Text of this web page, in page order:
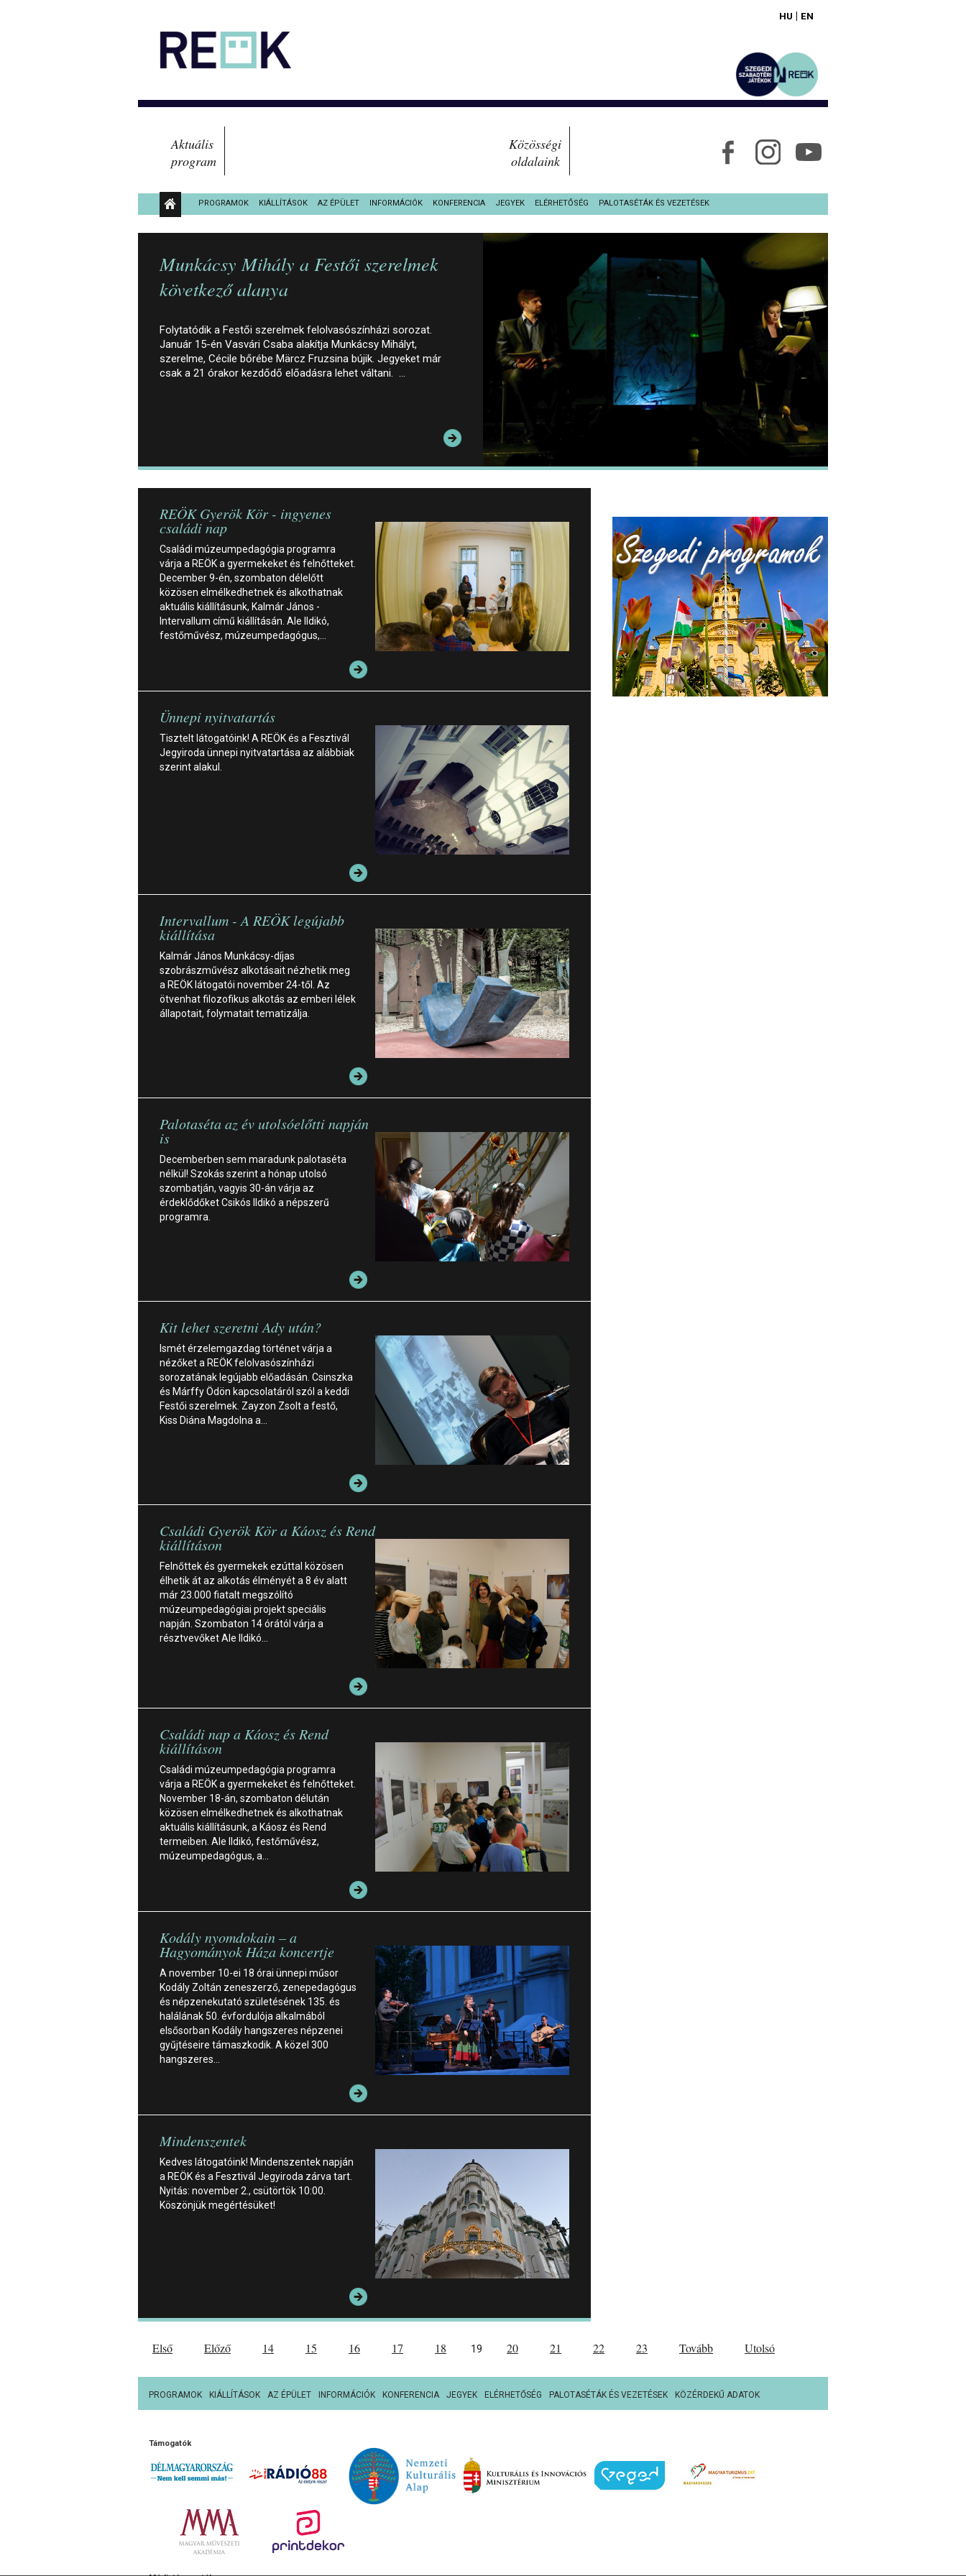
Aktuális
program
Közösségi
oldalaink
HU | EN
PROGRAMOK KIÁLLÍTÁSOK AZ ÉPÜLET INFORMÁCIÓK KONFERENCIA JEGYEK ELÉRHETŐSÉG PALOTASÉTÁK ÉS VEZETÉSEK
KÖZÉRDEKŰ ADATOK
Munkácsy Mihály a Festői szerelmek
következő alanya
Folytatódik a Festői szerelmek felolvasószínházi sorozat.
Január 15-én Vasvári Csaba alakítja Munkácsy Mihályt,
szerelme, Cécile bőrébe Märcz Fruzsina bújik. Jegyeket már
csak a 21 órakor kezdődő előadásra lehet váltani. …
REÖK Gyerök Kör - ingyenes
családi nap
Családi múzeumpedagógia programra
várja a REÖK a gyermekeket és felnőtteket.
December 9-én, szombaton délelőtt
közösen elmélkedhetnek és alkothatnak
aktuális kiállításunk, Kalmár János -
Intervallum című kiállításán. Ale Ildikó,
festőművész, múzeumpedagógus,…
Ünnepi nyitvatartás
Tisztelt látogatóink! A REÖK és a Fesztivál
Jegyiroda ünnepi nyitvatartása az alábbiak
szerint alakul.
Intervallum - A REÖK legújabb
kiállítása
Kalmár János Munkácsy-díjas
szobrászművész alkotásait nézhetik meg
a REÖK látogatói november 24-től. Az
ötvenhat filozofikus alkotás az emberi lélek
állapotait, folymatait tematizálja.
Palotaséta az év utolsóelőtti napján
is
Decemberben sem maradunk palotaséta
nélkül! Szokás szerint a hónap utolsó
szombatján, vagyis 30-án várja az
érdeklődőket Csikós Ildikó a népszerű
programra.
Kit lehet szeretni Ady után?
Ismét érzelemgazdag történet várja a
nézőket a REÖK felolvasószínházi
sorozatának legújabb előadásán. Csinszka
és Márffy Ödön kapcsolatáról szól a keddi
Festői szerelmek. Zayzon Zsolt a festő,
Kiss Diána Magdolna a…
Családi Gyerök Kör a Káosz és Rend
kiállításon
Felnőttek és gyermekek ezúttal közösen
élhetik át az alkotás élményét a 8 év alatt
már 23.000 fiatalt megszólító
múzeumpedagógiai projekt speciális
napján. Szombaton 14 órától várja a
résztvevőket Ale Ildikó…
Családi nap a Káosz és Rend
kiállításon
Családi múzeumpedagógia programra
várja a REÖK a gyermekeket és felnőtteket.
November 18-án, szombaton délután
közösen elmélkedhetnek és alkothatnak
aktuális kiállításunk, a Káosz és Rend
termeiben. Ale Ildikó, festőművész,
múzeumpedagógus, a…
Kodály nyomdokain – a
Hagyományok Háza koncertje
A november 10-ei 18 órai ünnepi műsor
Kodály Zoltán zeneszerző, zenepedagógus
és népzenekutató születésének 135. és
halálának 50. évfordulója alkalmából
elsősorban Kodály hangszeres népzenei
gyűjtéseire támaszkodik. A közel 300
hangszeres…
Mindenszentek
Kedves látogatóink! Mindenszentek napján
a REÖK és a Fesztivál Jegyiroda zárva tart.
Nyitás: november 2., csütörtök 10:00.
Köszönjük megértésüket!
Első Előző 14 15 16 17 18 19 20 21 22 23 Tovább Utolsó
PROGRAMOK KIÁLLÍTÁSOK AZ ÉPÜLET INFORMÁCIÓK KONFERENCIA JEGYEK ELÉRHETŐSÉG PALOTASÉTÁK ÉS VEZETÉSEK KÖZÉRDEKŰ ADATOK
Támogatók